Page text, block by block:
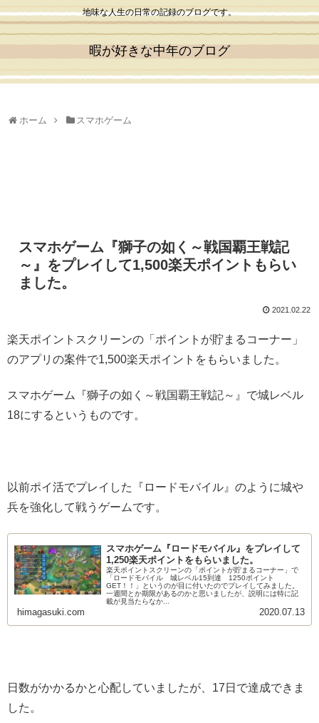
地味な人生の日常の記録のブログです。
暇が好きな中年のブログ
ホーム スマホゲーム
スマホゲーム『獅子の如く～戦国覇王戦記
～』をプレイして1,500楽天ポイントもらい
ました。
2021.02.22
楽天ポイントスクリーンの「ポイントが貯まるコーナー」
のアプリの案件で1,500楽天ポイントをもらいました。
スマホゲーム『獅子の如く～戦国覇王戦記～』で城レベル
18にするというものです。
以前ポイ活でプレイした『ロードモバイル』のように城や
兵を強化して戦うゲームです。
スマホゲーム『ロードモバイル』をプレイして
1,250楽天ポイントをもらいました。
楽天ポイントスクリーンの「ポイントが貯まるコーナー」で
「ロードモバイル 城レベル15到達 1250ポイント
GET！！」というのが目に付いたのでプレイしてみました。
一週間とか期限があるのかと思いましたが、説明には特に記
載が見当たらなか...
himagasuki.com 2020.07.13
日数がかかるかと心配していましたが、17日で達成できま
した。